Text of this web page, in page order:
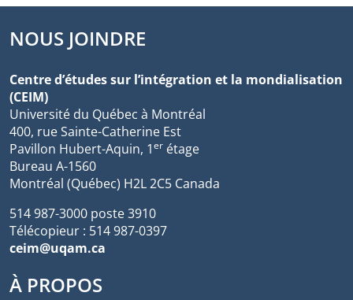
NOUS JOINDRE
Centre d’études sur l’intégration et la mondialisation
(CEIM)
Université du Québec à Montréal
400, rue Sainte-Catherine Est
Pavillon Hubert-Aquin, 1er étage
Bureau A-1560
Montréal (Québec) H2L 2C5 Canada
514 987-3000 poste 3910
Télécopieur : 514 987-0397
ceim@uqam.ca
À PROPOS